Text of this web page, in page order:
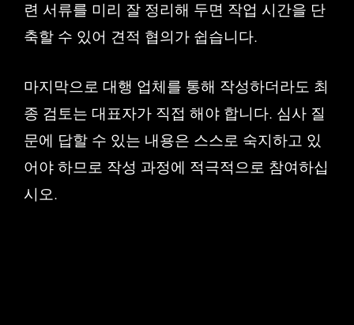
련 서류를 미리 잘 정리해 두면 작업 시간을 단
축할 수 있어 견적 협의가 쉽습니다.
마지막으로 대행 업체를 통해 작성하더라도 최
종 검토는 대표자가 직접 해야 합니다. 심사 질
문에 답할 수 있는 내용은 스스로 숙지하고 있
어야 하므로 작성 과정에 적극적으로 참여하십
시오.